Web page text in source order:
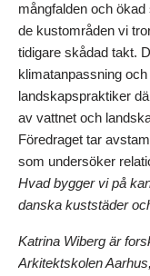
mångfalden och
de kustområden vi
tidigare skådad takt.
klimatanpassning
landskapspraktiker
av vattnet och
Föredraget tar
som undersöker
Hvad bygger vi på
danska kuststäder
Katrina Wiberg är
Arkitektskolen